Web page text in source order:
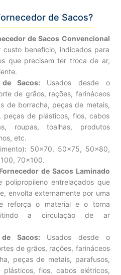
de Sacos?
de Sacos Convencional
custo benefício, indicados para
que precisam ter troca de ar,
de Sacos: Usados desde o
de grãos, rações, farináceos
de borracha, peças de metais,
peças de plásticos, fios, cabos
roupas, toalhas, produtos
etc.
50×70, 50×75, 50×80,
70×100.
Fornecedor de Sacos Laminado
entrelaçados que
envolta externamente por uma
reforça o material e o torna
a circulação de ar
de Sacos: Usados desde o
de grãos, rações, farináceos
peças de metais, parafusos,
fios, cabos elétricos,